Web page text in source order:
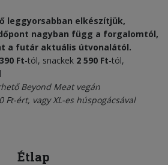
leggyorsabban elkészítjük,
nagyban függ a forgalomtól,
a futár aktuális útvonalától.
Ft-tól, snackek 2 590 Ft-tól,
Beyond Meat vegán
Ft-ért, vagy XL-es húspogácsával
Étlap